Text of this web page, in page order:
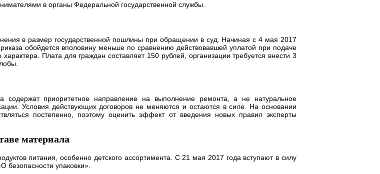
в органы Федеральной государственной службы.
в размер государственной пошлины при обращении в суд. Начиная с 4 мая 2017
обойдется вполовину меньше по сравнению действовавшей уплатой при подаче
Плата для граждан составляет 150 рублей, организации требуется внести 3
приоритетное направление на выполнение ремонта, а не натуральное
Условия действующих договоров не меняются и остаются в силе. На основании
постепенно, поэтому оценить эффект от введения новых правил эксперты
материала
питания, особенно детского ассортимента. С 21 мая 2017 года вступают в силу
безопасности упаковки».